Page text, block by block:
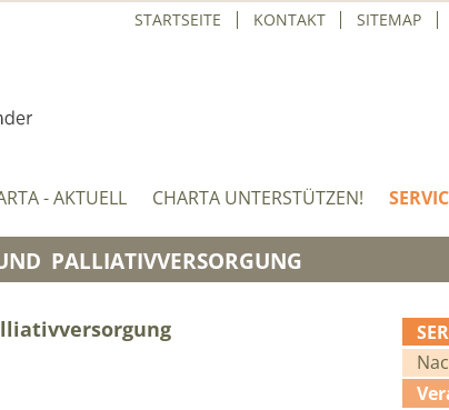
STARTSEITE KONTAKT SITEMAP
- AKTUELL CHARTA UNTERSTÜTZEN!
PALLIATIVVERSORGUNG